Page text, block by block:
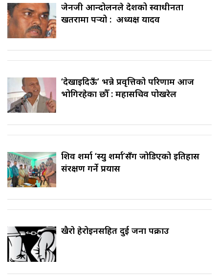
जेनजी आन्दोलनले देशको स्वाधीनता
खतरामा पर्‍यो : अध्यक्ष यादव
‘देखाइदिऊँ’ भन्ने प्रवृत्तिको परिणाम आज
भोगिरहेका छौँ : महासचिव पोखरेल
शिव शर्मा ‘स्यु शर्मा’सँग जोडिएको इतिहास
संरक्षण गर्ने प्रयास
खैरो हेरोइनसहित दुई जना पक्राउ